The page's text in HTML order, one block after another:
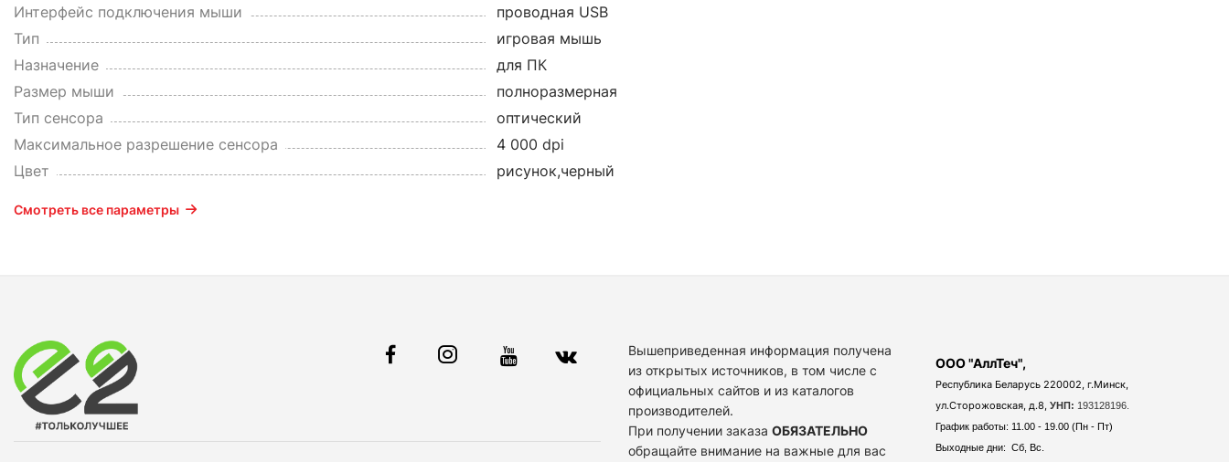
Интерфейс подключения мыши
проводная USB
Тип
игровая мышь
Назначение
для ПК
Размер мыши
полноразмерная
Тип сенсора
оптический
Максимальное разрешение сенсора
4 000 dpi
Цвет
рисунок,черный
Смотреть все параметры
Вышеприведенная информация получена
из открытых источников, в том числе с
официальных сайтов и из каталогов
производителей.
При получении заказа ОБЯЗАТЕЛЬНО
обращайте внимание на важные для вас
ООО "АллТеч",
Республика Беларусь 220002, г.Минск,
ул.Сторожовская, д.8, УНП: 193128196.
График работы: 11.00 - 19.00 (Пн - Пт)
Выходные дни: Сб, Вс.